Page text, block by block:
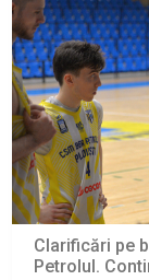
Clarificări pe
Petrolul.